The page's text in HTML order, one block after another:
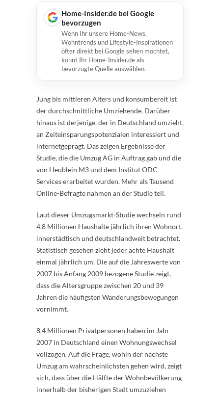
Home-Insider.de bei Google
bevorzugen
Wenn Ihr unsere Home-News,
Wohntrends und Lifestyle-Inspirationen
öfter direkt bei Google sehen möchtet,
könnt Ihr Home-Insider.de als
bevorzugte Quelle auswählen.
Jung bis mittleren Alters und konsumbereit ist
der durchschnittliche Umziehende. Darüber
hinaus ist derjenige, der in Deutschland umzieht,
an Zeiteinsparungspotenzialen interessiert und
internetgeprägt. Das zeigen Ergebnisse der
Studie, die die Umzug AG in Auftrag gab und die
von Heublein M3 und dem Institut ODC
Services erarbeitet wurden. Mehr als Tausend
Online-Befragte nahmen an der Studie teil.
Laut dieser Umzugsmarkt-Studie wechseln rund
4,8 Millionen Haushalte jährlich ihren Wohnort,
innerstädtisch und deutschlandweit betrachtet.
Statistisch gesehen zieht jeder achte Haushalt
einmal jährlich um. Die auf die Jahreswerte von
2007 bis Anfang 2009 bezogene Studie zeigt,
dass die Altersgruppe zwischen 20 und 39
Jahren die häufigsten Wanderungsbewegungen
vornimmt.
8,4 Millionen Privatpersonen haben im Jahr
2007 in Deutschland einen Wohnungswechsel
vollzogen. Auf die Frage, wohin der nächste
Umzug am wahrscheinlichsten gehen wird, zeigt
sich, dass über die Hälfte der Wohnbevölkerung
innerhalb der bisherigen Stadt umzuziehen